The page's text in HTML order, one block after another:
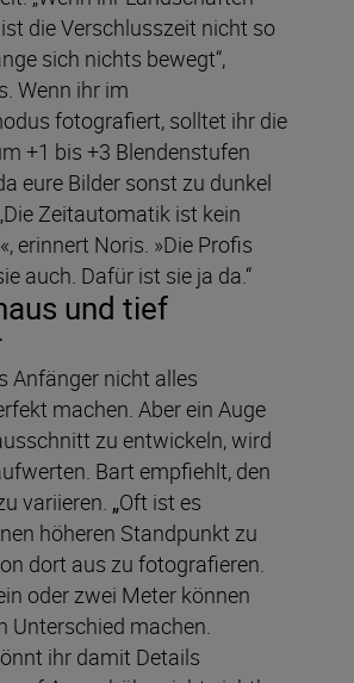
die Verschlusszeit nicht so
sich nichts bewegt“,
Wenn ihr im
fotografiert, solltet ihr die
+1 bis +3 Blendenstufen
eure Bilder sonst zu dunkel
Zeitautomatik ist kein
erinnert Noris. »Die Profis
auch. Dafür ist sie ja da.“
und tief
Anfänger nicht alles
machen. Aber ein Auge
zu entwickeln, wird
Bart empfiehlt, den
variieren. „Oft ist es
höheren Standpunkt zu
dort aus zu fotografieren.
oder zwei Meter können
Unterschied machen.
ihr damit Details